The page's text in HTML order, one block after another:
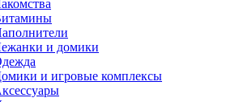
и домики
и игровые комплексы